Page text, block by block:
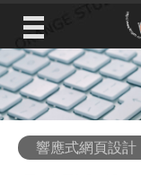
響應式網頁設計